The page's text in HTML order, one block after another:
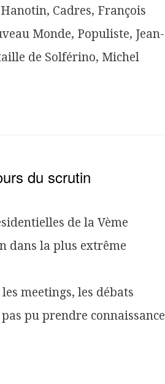
Cadres, François
Monde, Populiste, Jean-
de Solférino, Michel
du scrutin
de la Vème
dans la plus extrême
meetings, les débats
pu prendre connaissance